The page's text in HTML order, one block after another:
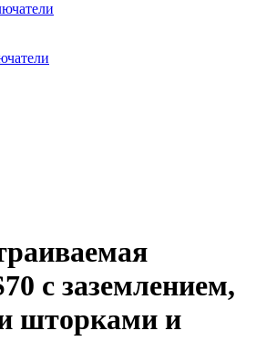
с заземлением,
шторками и